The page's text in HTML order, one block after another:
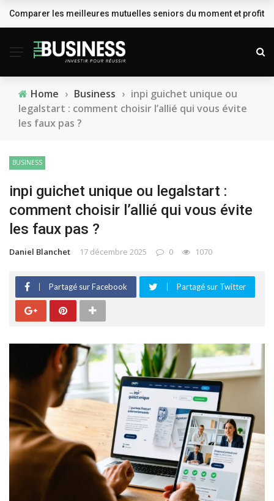
BREAKING NEWS
Comparer les meilleures mutuelles seniors du moment et
Home › Business › inpi guichet unique ou
legalstart : comment choisir l’allié qui vous évite
les faux pas ?
BUSINESS
inpi guichet unique ou legalstart :
comment choisir l’allié qui vous évite
les faux pas ?
Daniel Blanchet 17 décembre 2025 0 1070
Partagé sur Facebook Partagé sur Twitter